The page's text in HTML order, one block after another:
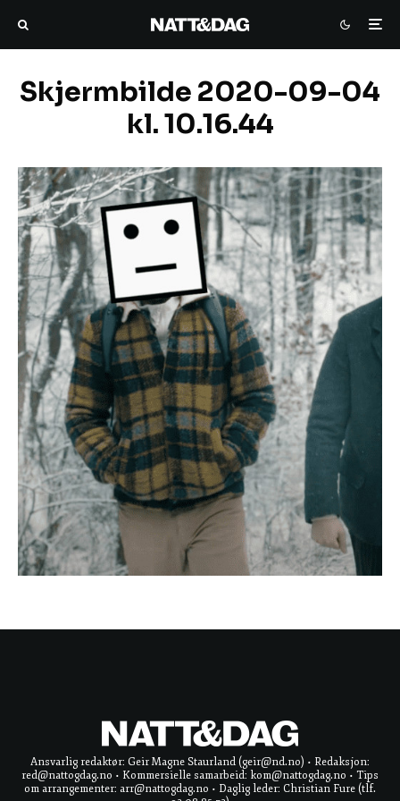
Skjermbilde 2020-09-04
kl. 10.16.44
Ansvarlig redaktør: Geir Magne Staurland (geir@nd.no) • Redaksjon:
red@nattogdag.no • Kommersielle samarbeid: kom@nattogdag.no • Tips
om arrangementer: arr@nattogdag.no • Daglig leder: Christian Fure (tlf.